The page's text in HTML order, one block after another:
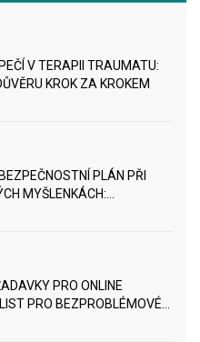
V TERAPII TRAUMATU:
KROK ZA KROKEM
PLÁN PŘI
MYŠLENKÁCH:
PRO ONLINE
PRO BEZPROBLÉMOVÉ